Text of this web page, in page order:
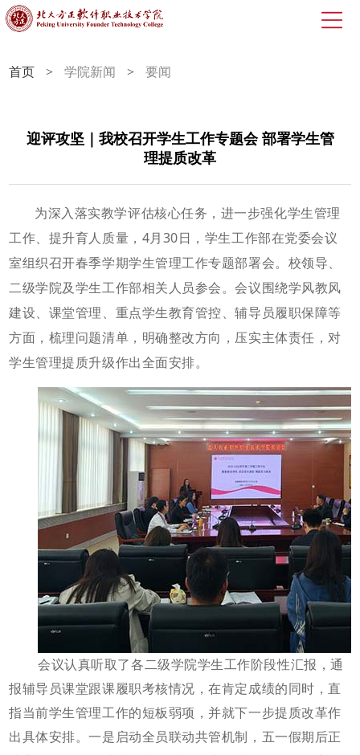
首页 > 学院新闻 > 要闻
迎评攻坚｜我校召开学生工作专题会 部署学生管
理提质改革
为深入落实教学评估核心任务，进一步强化学生管理
工作、提升育人质量，4月30日，学生工作部在党委会议
室组织召开春季学期学生管理工作专题部署会。校领导、
二级学院及学生工作部相关人员参会。会议围绕学风教风
建设、课堂管理、重点学生教育管控、辅导员履职保障等
方面，梳理问题清单，明确整改方向，压实主体责任，对
学生管理提质升级作出全面安排。
会议认真听取了各二级学院学生工作阶段性汇报，通
报辅导员课堂跟课履职考核情况，在肯定成绩的同时，直
指当前学生管理工作的短板弱项，并就下一步提质改革作
出具体安排。一是启动全员联动共管机制，五一假期后正